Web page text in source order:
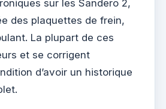
sur les Sandero 2,
des plaquettes de frein,
La plupart de ces
et se corrigent
d’avoir un historique